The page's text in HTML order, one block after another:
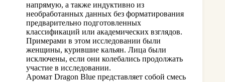
напрямую, а также индуктивно из
необработанных данных без форматирования
предварительно подготовленных
классификаций или академических взглядов.
Примерами в этом исследовании были
женщины, курившие кальян. Лица были
исключены, если они колебались продолжать
участие в исследовании.
Аромат Dragon Blue представляет собой смесь